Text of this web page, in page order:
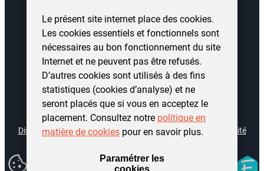
Modifier
mes
2026
AIS Charleroi Logement. Tous droits réservés.
DisclaimerDéclaration d’accessibilitéPolitique de confidentialité
Cookies
Le présent site internet place des cookies.
Les cookies essentiels et fonctionnels sont
nécessaires au bon fonctionnement du site
Internet et ne peuvent pas être refusés.
D’autres cookies sont utilisés à des fins
statistiques (cookies d’analyse) et ne
seront placés que si vous en acceptez le
placement. Consultez notre politique en
matière de cookiespour en savoir plus.
Paramétrer les
cookies